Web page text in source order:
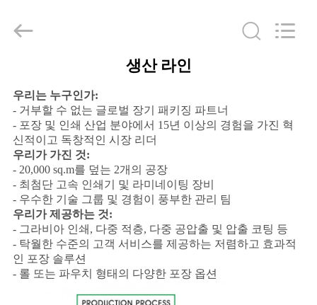
제
품
우
리
에
Guangzhou
Yucai
Rights
Reserved.
생산 라인
우리는 누구인가:
- 거부할 수 없는 글로벌 장기 패키징 파트너
- 포장 및 인쇄 산업 분야에서 15년 이상의 경험을 가진 혁
신적이고 독창적인 시장 리더
우리가 가진 것:
- 20,000 sq.m를 덮는 2개의 공장
- 최첨단 고속 인쇄기 및 라미네이팅 장비
- 우수한 기술 그룹 및 경험이 풍부한 관리 팀
우리가 제공하는 것:
- 그라비아 인쇄, 다중 적층, 다중 공압출 및 압출 코팅 등
- 탁월한 수준의 고객 서비스를 제공하는 저렴하고 효과적
인 포장 솔루션
- 롤 또는 파우치 형태의 다양한 포장 옵션